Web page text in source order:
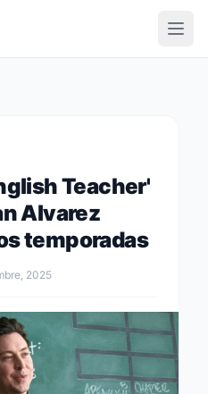
Teacher'
Alvarez
temporadas
2025